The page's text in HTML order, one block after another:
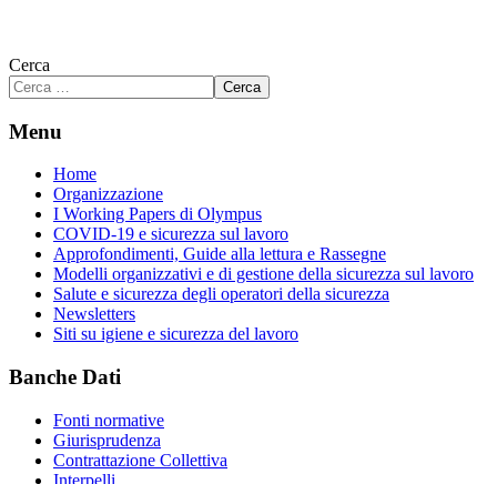
Cerca
Cerca
Menu
Home
Organizzazione
I Working Papers di Olympus
COVID-19 e sicurezza sul lavoro
Approfondimenti, Guide alla lettura e Rassegne
Modelli organizzativi e di gestione della sicurezza sul lavoro
Salute e sicurezza degli operatori della sicurezza
Newsletters
Siti su igiene e sicurezza del lavoro
Banche Dati
Fonti normative
Giurisprudenza
Contrattazione Collettiva
Interpelli